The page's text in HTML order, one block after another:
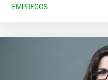
EMPREGOS